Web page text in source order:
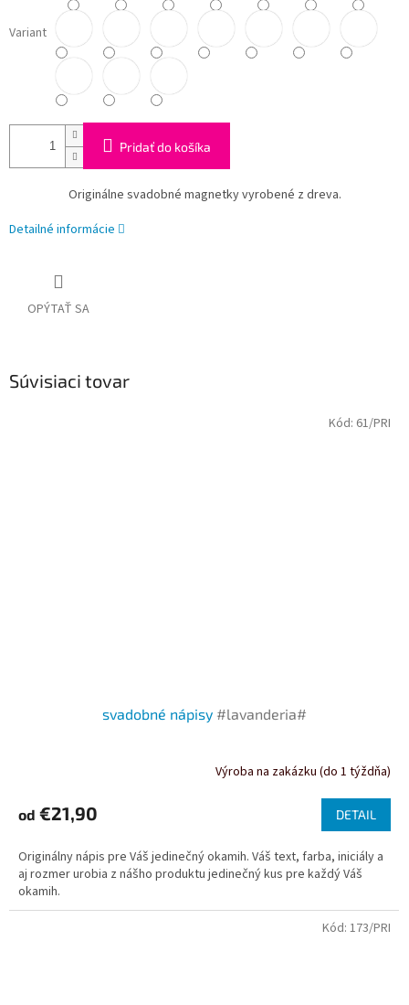
Variant
Pridať do košíka
Originálne svadobné magnetky vyrobené z dreva.
Detailné informácie
OPÝTAŤ SA
Súvisiaci tovar
svadobné nápisy #lavanderia#
Výroba na zakázku (do 1 týždňa)
od €21,90 DETAIL
Originálny nápis pre Váš jedinečný okamih. Váš text, farba, iniciály a
aj rozmer urobia z nášho produktu jedinečný kus pre každý Váš
okamih.
Kód: 61/PRI
Kód: 173/PRI